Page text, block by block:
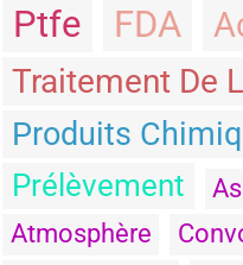
Ptfe
FDA
Traitement De
Produits
Prélèvement
Atmosphère